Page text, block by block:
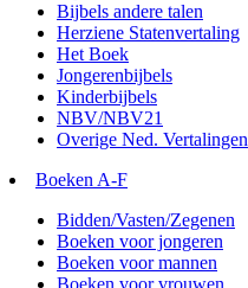
Bijbels andere talen
Herziene Statenvertaling
Het Boek
Jongerenbijbels
Kinderbijbels
NBV/NBV21
Overige Ned. Vertalingen
Boeken A-F
Bidden/Vasten/Zegenen
Boeken voor jongeren
Boeken voor mannen
Boeken voor vrouwen